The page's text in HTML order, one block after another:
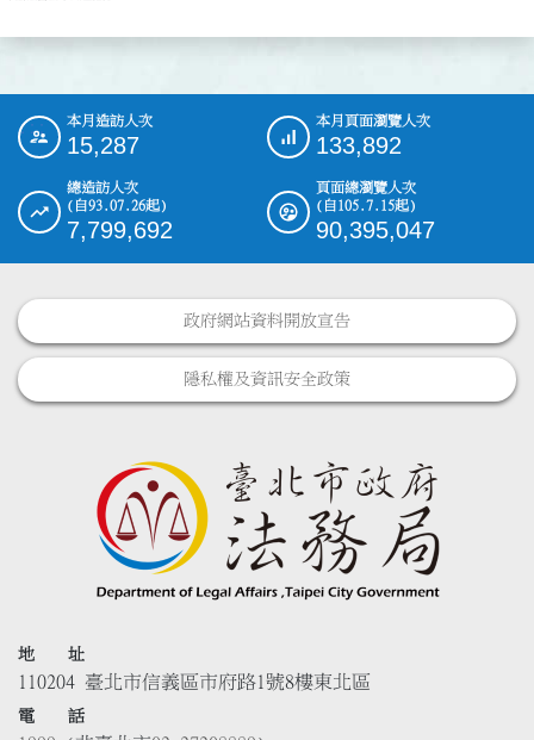
::: 本月造訪人次
15,287
本月頁面瀏覽人次
133,892
總造訪人次
(自93.07.26起)
7,799,692
頁面總瀏覽人次
(自105.7.15起)
90,395,047
政府網站資料開放宣告
隱私權及資訊安全政策
地 址
110204 臺北市信義區市府路1號8樓東北區
電 話